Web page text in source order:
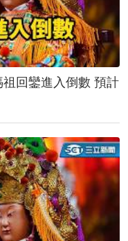
回鑾進入倒數 預計